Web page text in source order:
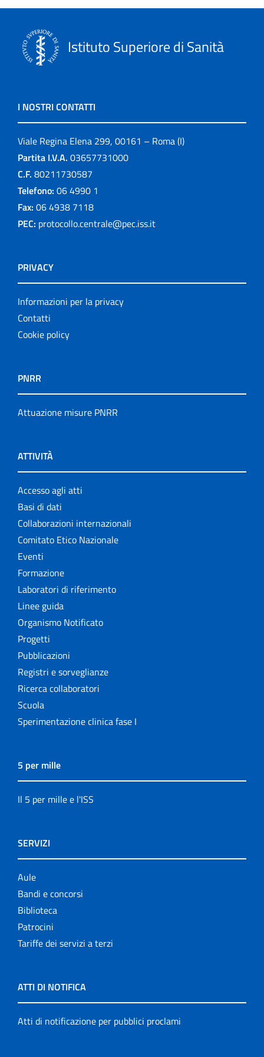
Istituto Superiore di Sanità
I NOSTRI CONTATTI
Viale Regina Elena 299, 00161 – Roma (I)
Partita I.V.A. 03657731000
C.F. 80211730587
Telefono: 06 4990 1
Fax: 06 4938 7118
PEC: protocollo.centrale@pec.iss.it
PRIVACY
Informazioni per la privacy
Contatti
Cookie policy
PNRR
Attuazione misure PNRR
ATTIVITÀ
Accesso agli atti
Basi di dati
Collaborazioni internazionali
Comitato Etico Nazionale
Eventi
Formazione
Laboratori di riferimento
Linee guida
Organismo Notificato
Progetti
Pubblicazioni
Registri e sorveglianze
Ricerca collaboratori
Scuola
Sperimentazione clinica fase I
5 per mille
Il 5 per mille e l'ISS
SERVIZI
Aule
Bandi e concorsi
Biblioteca
Patrocini
Tariffe dei servizi a terzi
ATTI DI NOTIFICA
Atti di notificazione per pubblici proclami